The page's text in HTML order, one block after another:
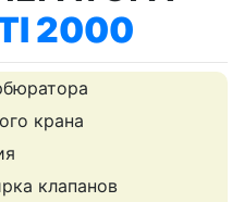
2000
крана
клапанов